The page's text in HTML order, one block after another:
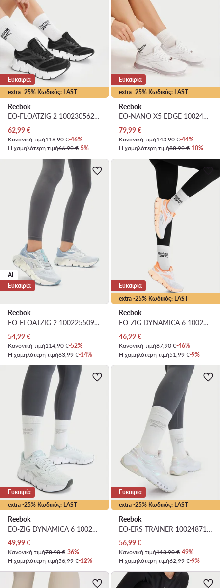
extra -25% Κωδικός: LAST
Ευκαιρία
Reebok
EO-FLOATZIG 2 100230562 · Παπούτσια για Τρέξιμο
Τρέχουσα τιμή
62,99€
Κανονική τιμή116,90 €-46%
Η χαμηλότερη τιμή66,99 €-5%
extra -25% Κωδικός: LAST
Ευκαιρία
Reebok
EO-NANO X5 EDGE 100249417 · Παπούτσια για Γυμναστήριο
Τρέχουσα τιμή
79,99€
Κανονική τιμή143,90 €-44%
Η χαμηλότερη τιμή88,99 €-10%
AI
Ευκαιρία
Reebok
EO-FLOATZIG 2 100225509 · Παπούτσια για Τρέξιμο
Τρέχουσα τιμή
54,99€
Κανονική τιμή114,90 €-52%
Η χαμηλότερη τιμή63,99 €-14%
extra -25% Κωδικός: LAST
Ευκαιρία
Reebok
EO-ZIG DYNAMICA 6 100244512 · Παπούτσια για Τρέξιμο
Τρέχουσα τιμή
46,99€
Κανονική τιμή87,90 €-46%
Η χαμηλότερη τιμή51,99 €-9%
extra -25% Κωδικός: LAST
Ευκαιρία
Reebok
EO-ZIG DYNAMICA 6 100244516 W · Παπούτσια για Τρέξιμο
Τρέχουσα τιμή
49,99€
Κανονική τιμή78,90 €-36%
Η χαμηλότερη τιμή56,99 €-12%
extra -25% Κωδικός: LAST
Ευκαιρία
Reebok
EO-ERS TRAINER 100248710 · Παπούτσια για Γυμναστήριο
Τρέχουσα τιμή
56,99€
Κανονική τιμή113,90 €-49%
Η χαμηλότερη τιμή62,99 €-9%